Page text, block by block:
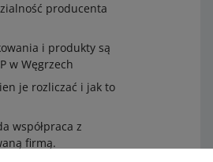
producenta
i produkty są
w Węgrzech
je rozliczać i jak to
współpraca z
firmą.